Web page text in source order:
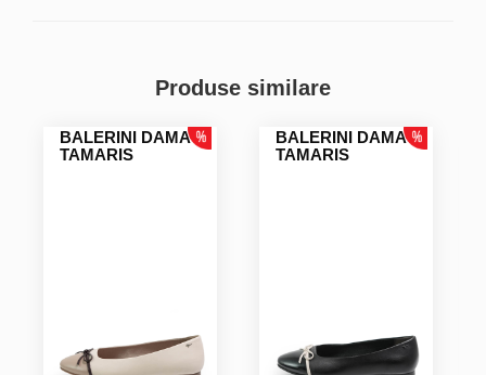
Produse similare
BALERINI DAMA
TAMARIS
BALERINI DAMA
TAMARIS